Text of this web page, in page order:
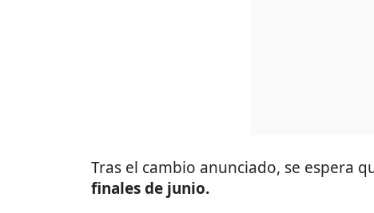
Tras el cambio anunciado, se espera
finales de junio.